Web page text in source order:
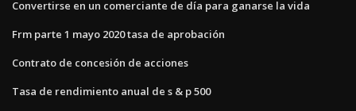
Convertirse en un comerciante de día para ganarse la vida
Frm parte 1 mayo 2020 tasa de aprobación
Contrato de concesión de acciones
Tasa de rendimiento anual de s & p 500